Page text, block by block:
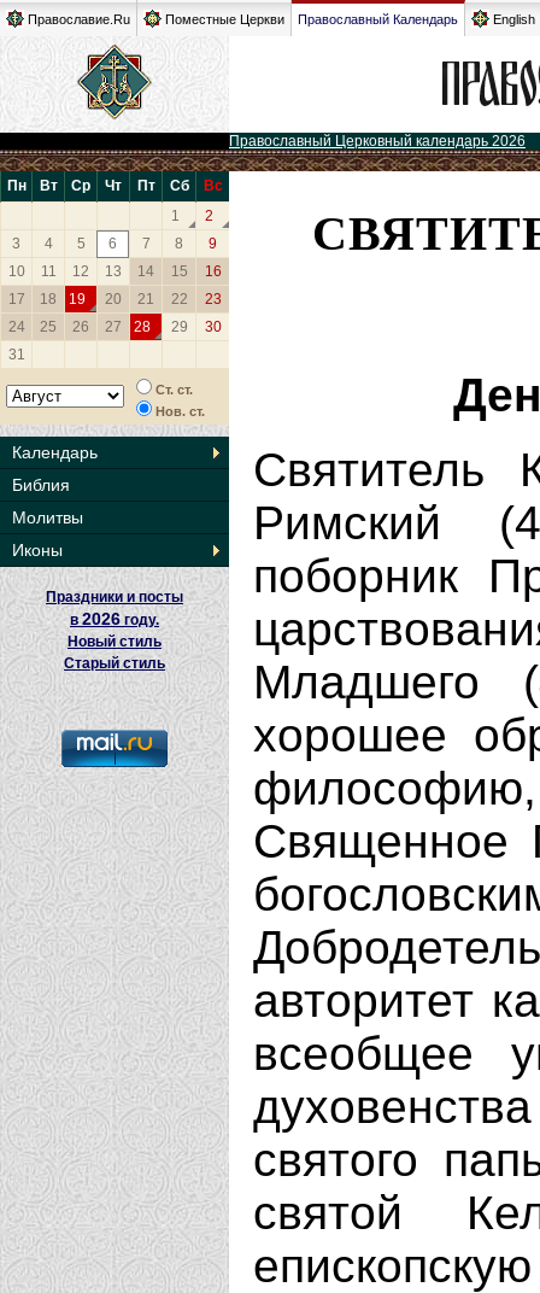
Православие.Ru Поместные Церкви Православный Календарь English
Православный Церковный календарь 2026
Пн Вт Ср Чт Пт Сб
Вс
1
2
3
4 5 6 7 8
9
10
11 12 13 14 15
16
17
18 19 20 21 22
23
24
25 26 27 28 29
30
31
Ст. ст.
Нов. ст.
Календарь
Библия
Молитвы
Иконы
Праздники и посты
в 2026 году.
Новый стиль
Старый стиль
Святитель
Римский
поборник
Младшего
хорошее
философию,
Священное
авторитет
всеобщее
святого
святой